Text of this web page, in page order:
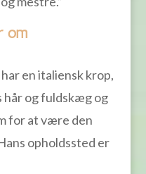
om
en italiensk krop,
hår og fuldskæg og
for at være den
opholdssted er